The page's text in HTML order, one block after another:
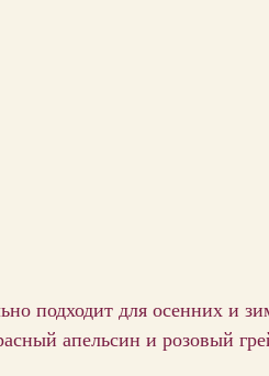
подходит для осенних и
апельсин и розовый